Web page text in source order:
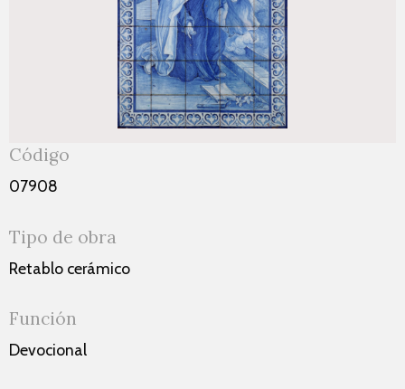
Código
07908
Tipo de obra
Retablo cerámico
Función
Devocional